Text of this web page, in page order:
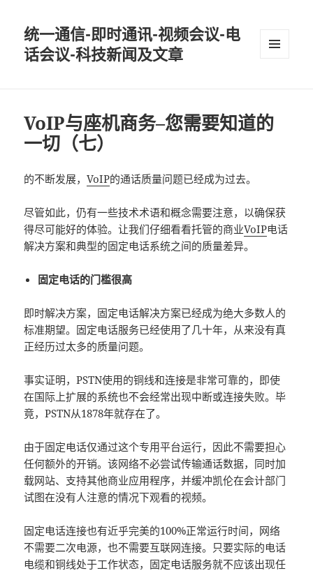
统一通信-即时通讯-视频会议-电
话会议-科技新闻及文章
VoIP与座机商务–您需要知道的
一切（七）
的不断发展，VoIP的通话质量问题已经成为过去。
尽管如此，仍有一些技术术语和概念需要注意，以确保获
得尽可能好的体验。让我们仔细看看托管的商业VoIP电话
解决方案和典型的固定电话系统之间的质量差异。
固定电话的门槛很高
即时解决方案，固定电话解决方案已经成为绝大多数人的
标准期望。固定电话服务已经使用了几十年，从来没有真
正经历过太多的质量问题。
事实证明，PSTN使用的铜线和连接是非常可靠的，即使
在国际上扩展的系统也不会经常出现中断或连接失败。毕
竟，PSTN从1878年就存在了。
由于固定电话仅通过这个专用平台运行，因此不需要担心
任何额外的开销。该网络不必尝试传输通话数据，同时加
载网站、支持其他商业应用程序，并缓冲凯伦在会计部门
试图在没有人注意的情况下观看的视频。
固定电话连接也有近乎完美的100%正常运行时间，网络
不需要二次电源，也不需要互联网连接。只要实际的电话
电缆和铜线处于工作状态，固定电话服务就不应该出现任